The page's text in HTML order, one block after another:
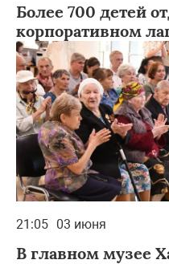
Более 700 детей
корпоративном
21:05 03 июня
В главном музее